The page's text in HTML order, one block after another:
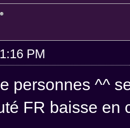
PM
personnes ^^
FR baisse en